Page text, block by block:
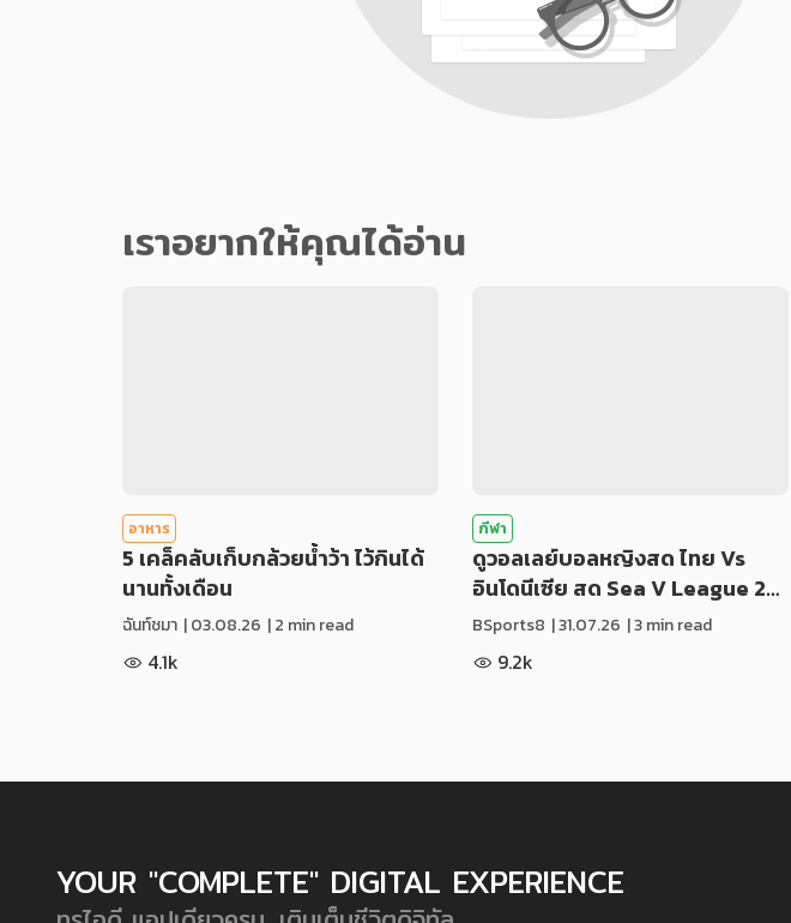
เราอยากให้คุณได้อ่าน
อาหาร
5 เคล็คลับเก็บกล้วยน้ำว้า ไว้กินได้
นานทั้งเดือน
ฉันท์ชมา |03.08.26 | 2 min read
4.1k
กีฬา
ดูวอลเลย์บอลหญิงสด ไทย Vs
อินโดนีเซีย สด Sea V League 2…
BSports8 |31.07.26 | 3 min read
9.2k
YOUR "COMPLETE" DIGITAL EXPERIENCE